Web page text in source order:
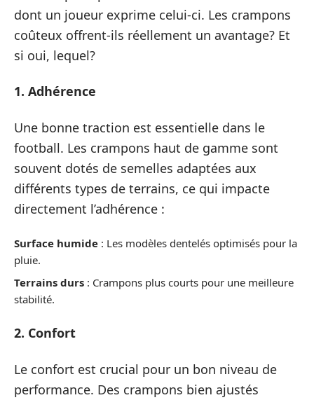
dont un joueur exprime celui-ci. Les crampons
coûteux offrent-ils réellement un avantage? Et
si oui, lequel?
1. Adhérence
Une bonne traction est essentielle dans le
football. Les crampons haut de gamme sont
souvent dotés de semelles adaptées aux
différents types de terrains, ce qui impacte
directement l’adhérence :
Surface humide : Les modèles dentelés optimisés pour la
pluie.
Terrains durs : Crampons plus courts pour une meilleure
stabilité.
2. Confort
Le confort est crucial pour un bon niveau de
performance. Des crampons bien ajustés